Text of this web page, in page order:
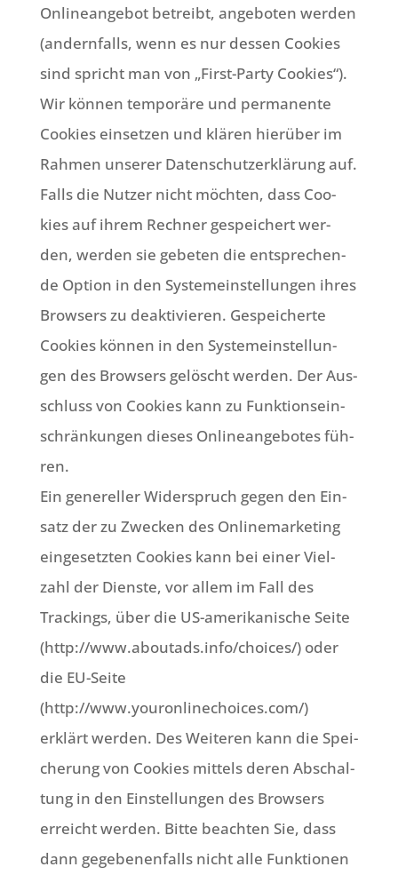
Online­an­ge­bot betreibt, ange­bo­ten wer­den
(andern­falls, wenn es nur des­sen Coo­kies
sind spricht man von „First-Par­ty Coo­kies“).
Wir kön­nen tem­po­rä­re und per­ma­nen­te
Coo­kies ein­set­zen und klä­ren hier­über im
Rah­men unse­rer Daten­schutz­er­klä­rung auf.
Falls die Nut­zer nicht möch­ten, dass Coo­
kies auf ihrem Rech­ner gespei­chert wer­
den, wer­den sie gebe­ten die ent­spre­chen­
de Opti­on in den System­ein­stel­lun­gen ihres
Brow­sers zu deak­ti­vie­ren. Gespei­cher­te
Coo­kies kön­nen in den System­ein­stel­lun­
gen des Brow­sers gelöscht wer­den. Der Aus­
schluss von Coo­kies kann zu Funk­ti­ons­ein­
schrän­kun­gen die­ses Online­an­ge­bo­tes füh­
ren.
Ein gene­rel­ler Wider­spruch gegen den Ein­
satz der zu Zwecken des Online­mar­ke­ting
ein­ge­setz­ten Coo­kies kann bei einer Viel­
zahl der Dien­ste, vor allem im Fall des
Trackings, über die US-ame­ri­ka­ni­sche Sei­te
(http://www.aboutads.info/choices/) oder
die EU-Sei­te
(http://www.youronlinechoices.com/)
erklärt wer­den. Des Wei­te­ren kann die Spei­
che­rung von Coo­kies mit­tels deren Abschal­
tung in den Ein­stel­lun­gen des Brow­sers
erreicht wer­den. Bit­te beach­ten Sie, dass
dann gege­be­nen­falls nicht alle Funk­tio­nen